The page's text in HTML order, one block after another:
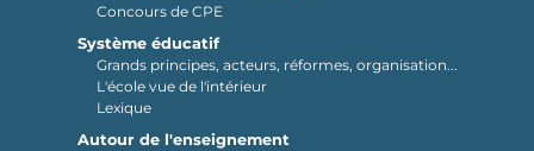
Concours de CPE
Système éducatif
Grands principes, acteurs, réformes, organisation...
L'école vue de l'intérieur
Lexique
Autour de l'enseignement